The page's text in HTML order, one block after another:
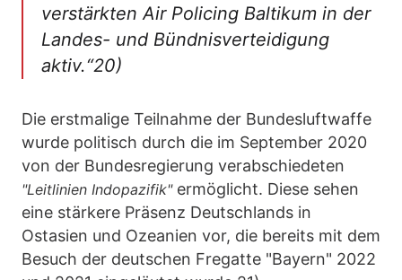
verstärkten Air Policing Baltikum in der
Landes- und Bündnisverteidigung
aktiv.“20)
Die erstmalige Teilnahme der Bundesluftwaffe
wurde politisch durch die im September 2020
von der Bundesregierung verabschiedeten
"Leitlinien Indopazifik"ermöglicht. Diese sehen
eine stärkere Präsenz Deutschlands in
Ostasien und Ozeanien vor, die bereits mit dem
Besuch der deutschen Fregatte "Bayern" 2022